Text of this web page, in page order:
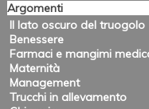
Argomenti
Il lato oscuro del truogolo
Benessere
Farmaci e mangimi
Maternità
Management
Trucchi in allevamento